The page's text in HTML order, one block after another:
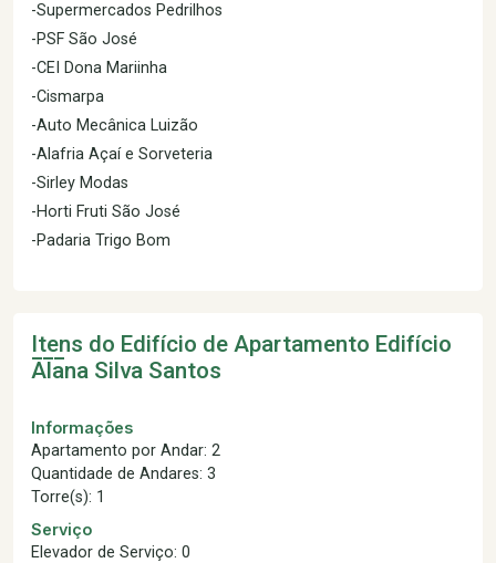
-Supermercados Pedrilhos
-PSF São José
-CEI Dona Mariinha
-Cismarpa
-Auto Mecânica Luizão
-Alafria Açaí e Sorveteria
-Sirley Modas
-Horti Fruti São José
-Padaria Trigo Bom
Itens do Edifício de Apartamento Edifício
Alana Silva Santos
Informações
Apartamento por Andar: 2
Quantidade de Andares: 3
Torre(s): 1
Serviço
Elevador de Serviço: 0